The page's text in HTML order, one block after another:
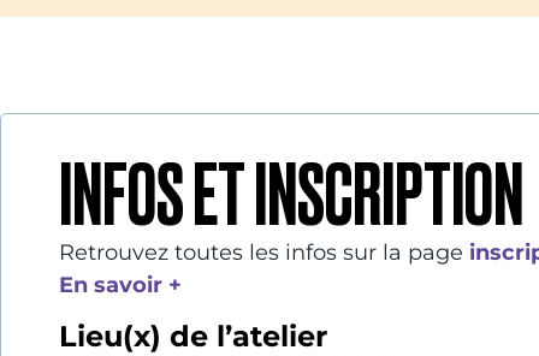
INFOS ET INSCRIPTION
Retrouvez toutes les infos sur la page
En savoir +
Lieu(x) de l’atelier